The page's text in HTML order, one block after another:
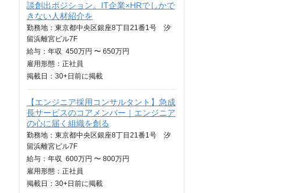
談創出ポジション。IT企業×HRでしかで
きない人材紹介を
勤務地：東京都中央区銀座8丁目21番1号 汐
留浜離宮ビル7F
給与： 年収 450万円 〜 650万円
雇用形態：正社員
掲載日： 30+日 前に掲載
【エンジニア採用コンサルタント】急成
長サービスのコアメンバー｜エンジニア
の心に届く組織を創る
勤務地：東京都中央区銀座8丁目21番1号 汐
留浜離宮ビル7F
給与： 年収 600万円 〜 800万円
雇用形態：正社員
掲載日： 30+日 前に掲載